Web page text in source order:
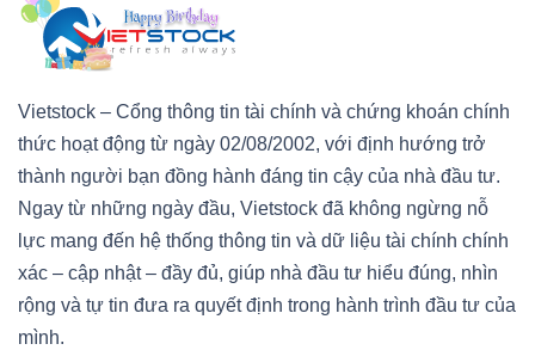
Vietstock – Cổng thông tin tài chính và chứng khoán chính
thức hoạt động từ ngày 02/08/2002, với định hướng trở
thành người bạn đồng hành đáng tin cậy của nhà đầu tư.
Ngay từ những ngày đầu, Vietstock đã không ngừng nỗ
lực mang đến hệ thống thông tin và dữ liệu tài chính chính
xác – cập nhật – đầy đủ, giúp nhà đầu tư hiểu đúng, nhìn
rộng và tự tin đưa ra quyết định trong hành trình đầu tư của
mình.